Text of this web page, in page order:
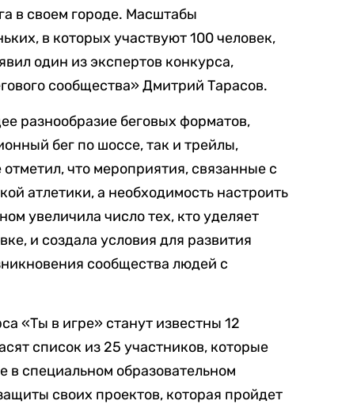
в своем городе. Масштабы
в которых участвуют 100 человек,
один из экспертов конкурса,
сообщества» Дмитрий Тарасов.
разнообразие беговых форматов,
бег по шоссе, так и трейлы,
что мероприятия, связанные с
атлетики, а необходимость настроить
увеличила число тех, кто уделяет
и создала условия для развития
сообщества людей с
«Ты в игре» станут известны 12
список из 25 участников, которые
в специальном образовательном
своих проектов, которая пройдет